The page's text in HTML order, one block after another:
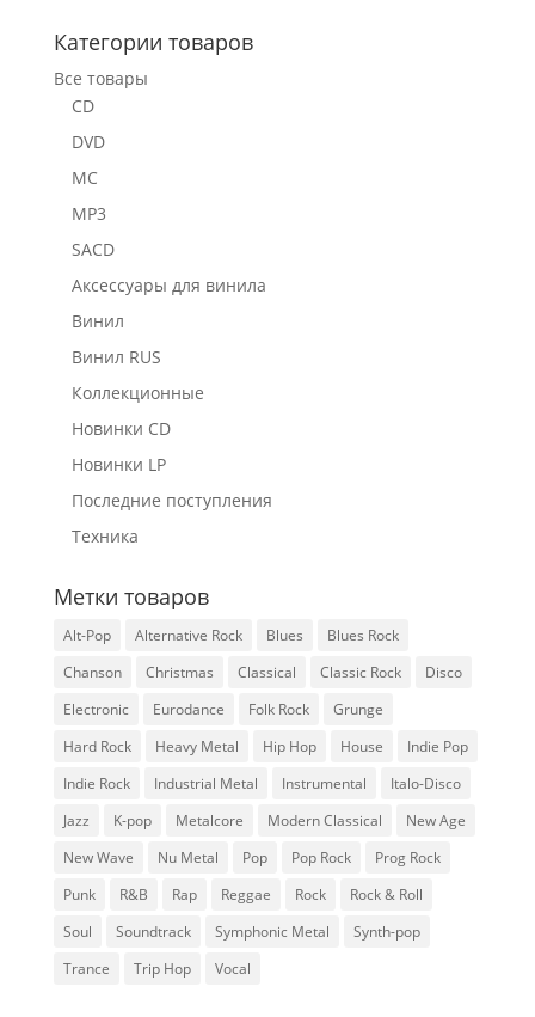
Категории товаров
Все товары
CD
DVD
MC
MP3
SACD
Аксессуары для винила
Винил
Винил RUS
Коллекционные
Новинки CD
Новинки LP
Последние поступления
Техника
Метки товаров
Alt-Pop Alternative Rock Blues
Blues Rock
Chanson
Christmas Classical Classic Rock
Disco
Electronic
Eurodance Folk Rock
Grunge
Hard Rock
Heavy Metal Hip Hop House
Indie Pop
Indie Rock
Industrial Metal Instrumental
Italo-Disco
Jazz
K-pop Metalcore Modern Classical
New Age
New Wave
Nu Metal Pop Pop Rock
Prog Rock
Punk
R&B Rap Reggae Rock
Rock & Roll
Soul
Soundtrack Symphonic Metal
Synth-pop
Trance
Trip Hop Vocal